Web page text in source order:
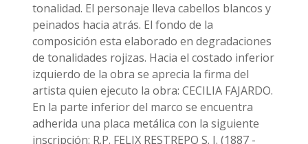
tonalidad. El personaje lleva cabellos blancos y
peinados hacia atrás. El fondo de la
composición esta elaborado en degradaciones
de tonalidades rojizas. Hacia el costado inferior
izquierdo de la obra se aprecia la firma del
artista quien ejecuto la obra: CECILIA FAJARDO.
En la parte inferior del marco se encuentra
adherida una placa metálica con la siguiente
inscripción: R.P. FELIX RESTREPO S. J. (1887 -